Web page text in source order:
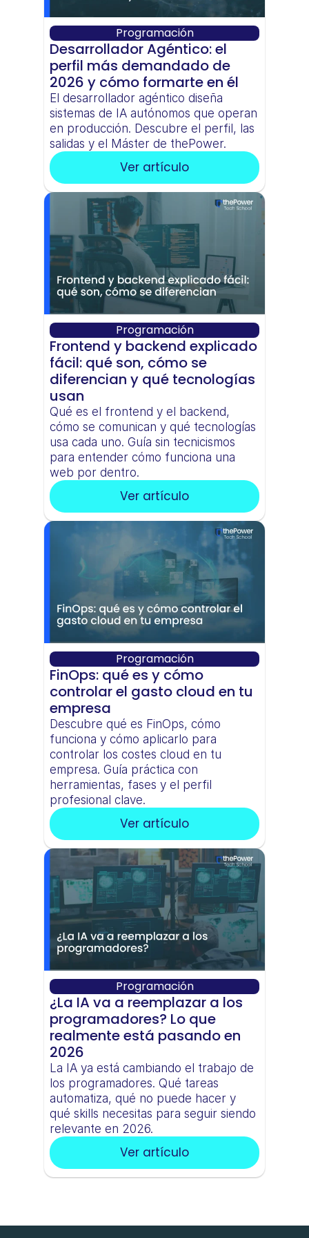
Programación
Desarrollador Agéntico: el
perfil más demandado de
2026 y cómo formarte en él
El desarrollador agéntico diseña
sistemas de IA autónomos que operan
en producción. Descubre el perfil, las
salidas y el Máster de thePower.
Ver artículo
Programación
Frontend y backend explicado
fácil: qué son, cómo se
diferencian y qué tecnologías
usan
Qué es el frontend y el backend,
cómo se comunican y qué tecnologías
usa cada uno. Guía sin tecnicismos
para entender cómo funciona una
web por dentro.
Ver artículo
Programación
FinOps: qué es y cómo
controlar el gasto cloud en tu
empresa
Descubre qué es FinOps, cómo
funciona y cómo aplicarlo para
controlar los costes cloud en tu
empresa. Guía práctica con
herramientas, fases y el perfil
profesional clave.
Ver artículo
Programación
¿La IA va a reemplazar a los
programadores? Lo que
realmente está pasando en
2026
La IA ya está cambiando el trabajo de
los programadores. Qué tareas
automatiza, qué no puede hacer y
qué skills necesitas para seguir siendo
relevante en 2026.
Ver artículo